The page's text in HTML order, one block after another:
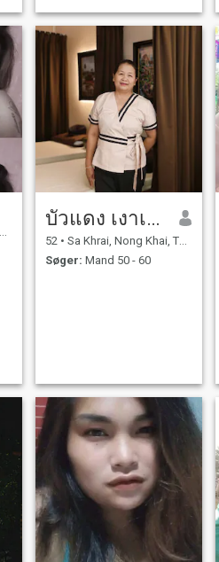
บัวแดง เงาเรือง
52 • Sa Khrai, Nong Khai, Thailand
Søger: Mand 50 - 60